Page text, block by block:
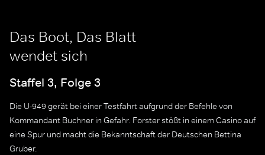
Das Boot, Das Blatt
wendet sich
Staffel 3, Folge 3
Die U-949 gerät bei einer Testfahrt aufgrund der Befehle von
Kommandant Buchner in Gefahr. Forster stößt in einem Casino auf
eine Spur und macht die Bekanntschaft der Deutschen Bettina
Gruber.